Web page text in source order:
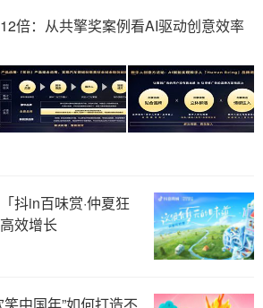
倍：从共擎奖案例看AI驱动创意效率
抖in百味赏·仲夏狂
效增长